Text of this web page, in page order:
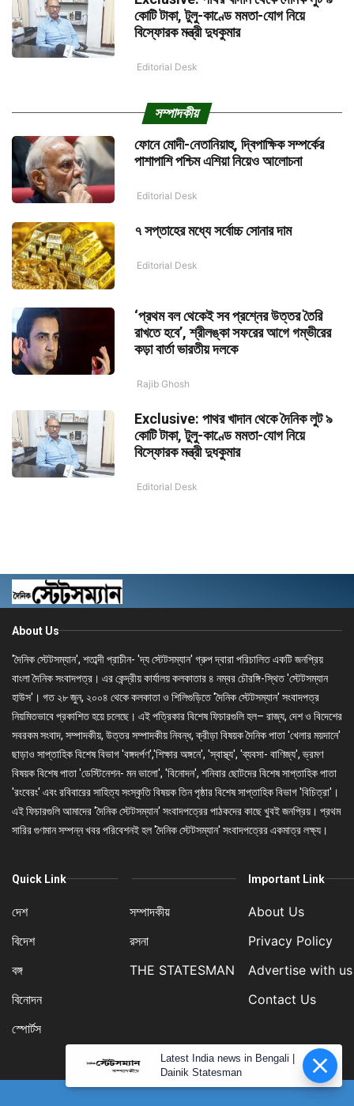
কোটি টাকা, টুলু-কাণ্ডে মমতা-যোগ নিয়ে
বিস্ফোরক মন্ত্রী দুধকুমার
Editorial Desk
সম্পাদকীয়
ফোনে মোদী-নেতানিয়াহু, দ্বিপাক্ষিক সম্পর্কের
পাশাপাশি পশ্চিম এশিয়া নিয়েও আলোচনা
Editorial Desk
৭ সপ্তাহের মধ্যে সর্বোচ্চ সোনার দাম
Editorial Desk
‘প্রথম বল থেকেই সব প্রশ্নের উত্তর তৈরি
রাখতে হবে’, শ্রীলঙ্কা সফরের আগে গম্ভীরের
কড়া বার্তা ভারতীয় দলকে
Rajib Ghosh
Exclusive: পাথর খাদান থেকে দৈনিক লুট ৯
কোটি টাকা, টুলু-কাণ্ডে মমতা-যোগ নিয়ে
বিস্ফোরক মন্ত্রী দুধকুমার
Editorial Desk
About Us
'দৈনিক স্টেটসম্যান', শতাব্দী প্রাচীন- 'দ্য স্টেটসম্যান' গ্রুপ দ্বারা পরিচালিত একটি জনপ্রিয়
বাংলা দৈনিক সংবাদপত্র। এর কেন্দ্রীয় কার্যালয় কলকাতার ৪ নম্বর চৌরঙ্গি-স্থিত 'স্টেটসম্যান
হাউস'। গত ২৮ জুন, ২০০৪ থেকে কলকাতা ও শিলিগুড়িতে 'দৈনিক স্টেটসম্যান' সংবাদপত্র
নিয়মিতভাবে প্রকাশিত হয়ে চলেছে। এই পত্রিকার বিশেষ ফিচারগুলি হল– রাজ্য, দেশ ও বিদেশের
সবরকম সংবাদ, সম্পাদকীয়, উত্তর সম্পাদকীয় নিবন্ধ, ক্রীড়া বিষয়ক দৈনিক পাতা 'খেলার ময়দানে'
ছাড়াও সাপ্তাহিক বিশেষ বিভাগ 'বঙ্গদর্পণ','শিক্ষার অঙ্গনে', 'স্বাস্থ্য', 'ব্যবসা- বাণিজ্য', ভ্রমণ
বিষয়ক বিশেষ পাতা 'ডেস্টিনেশন- মন ভালো', 'বিনোদন', শনিবার ছোটদের বিশেষ সাপ্তাহিক পাতা
'রংবেরং' এবং রবিবারের সাহিত্য সংস্কৃতি বিষয়ক তিন পৃষ্ঠার বিশেষ সাপ্তাহিক বিভাগ 'বিচিত্রা'।
এই ফিচারগুলি আমাদের 'দৈনিক স্টেটসম্যান' সংবাদপত্রের পাঠকদের কাছে খুবই জনপ্রিয়। প্রথম
সারির গুণমান সম্পন্ন খবর পরিবেশনই হল 'দৈনিক স্টেটসম্যান' সংবাদপত্রের একমাত্র লক্ষ্য।
Quick Link
দেশ
বিদেশ
বঙ্গ
বিনোদন
স্পোর্টস
সম্পাদকীয়
রসনা
THE STATESMAN
Important Link
About Us
Privacy Policy
Advertise with us
Contact Us
Latest India news in Bengali |
Dainik Statesman